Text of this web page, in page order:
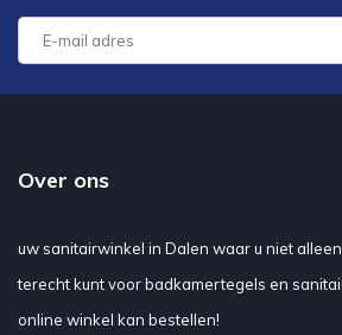
Over ons
uw sanitairwinkel in Dalen waar u niet
terecht kunt voor badkamertegels en
online winkel kan bestellen!